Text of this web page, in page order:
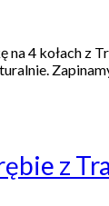
4 kołach
z